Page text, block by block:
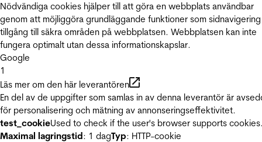
Nödvändiga cookies hjälper till att göra en webbplats användbar
genom att möjliggöra grundläggande funktioner som
tillgång till säkra områden på webbplatsen. Webbplatsen kan inte
fungera optimalt utan dessa informationskapslar.
Google
1
Läs mer om den här leverantören
En del av de uppgifter som samlas in av denna leverantör är
för personalisering och mätning av annonseringseffektivitet.
test_cookieUsed to check if the user's browser supports
Maximal lagringstid: 1 dagTyp: HTTP-cookie